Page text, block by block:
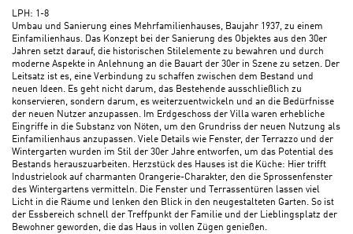
LPH: 1-8
Umbau und Sanierung eines Mehrfamilienhauses, Baujahr 1937, zu einem
Einfamilienhaus. Das Konzept bei der Sanierung des Objektes aus den 30er
Jahren setzt darauf, die historischen Stilelemente zu bewahren und durch
moderne Aspekte in Anlehnung an die Bauart der 30er in Szene zu setzen. Der
Leitsatz ist es, eine Verbindung zu schaffen zwischen dem Bestand und
neuen Ideen. Es geht nicht darum, das Bestehende ausschließlich zu
konservieren, sondern darum, es weiterzuentwickeln und an die Bedürfnisse
der neuen Nutzer anzupassen. Im Erdgeschoss der Villa waren erhebliche
Eingriffe in die Substanz von Nöten, um den Grundriss der neuen Nutzung als
Einfamilienhaus anzupassen. Viele Details wie Fenster, der Terrazzo und der
Wintergarten wurden im Stil der 30er Jahre entworfen, um das Potential des
Bestands herauszuarbeiten. Herzstück des Hauses ist die Küche: Hier trifft
Industrielook auf charmanten Orangerie-Charakter, den die Sprossenfenster
des Wintergartens vermitteln. Die Fenster und Terrassentüren lassen viel
Licht in die Räume und lenken den Blick in den neugestalteten Garten. So ist
der Essbereich schnell der Treffpunkt der Familie und der Lieblingsplatz der
Bewohner geworden, die das Haus in vollen Zügen genießen.